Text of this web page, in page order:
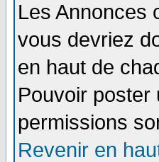
Les Annonces
vous devriez
en haut de
Pouvoir poster
permissions
Revenir en